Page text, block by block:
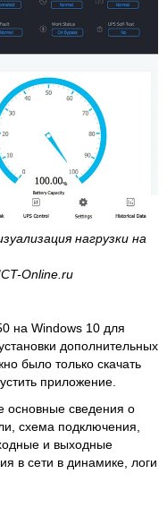
нагрузки на
Online.ru
на Windows 10 для
дополнительных
было только скачать
приложение.
основные сведения о
схема подключения,
и выходные
в сети в динамике, логи